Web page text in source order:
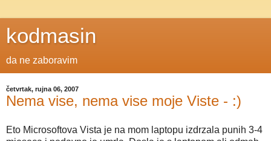
kodmasin
da ne zaboravim
četvrtak, rujna 06, 2007
Nema vise, nema vise moje Viste - :)
Eto Microsoftova Vista je na mom laptopu izdrzala punih 3-4